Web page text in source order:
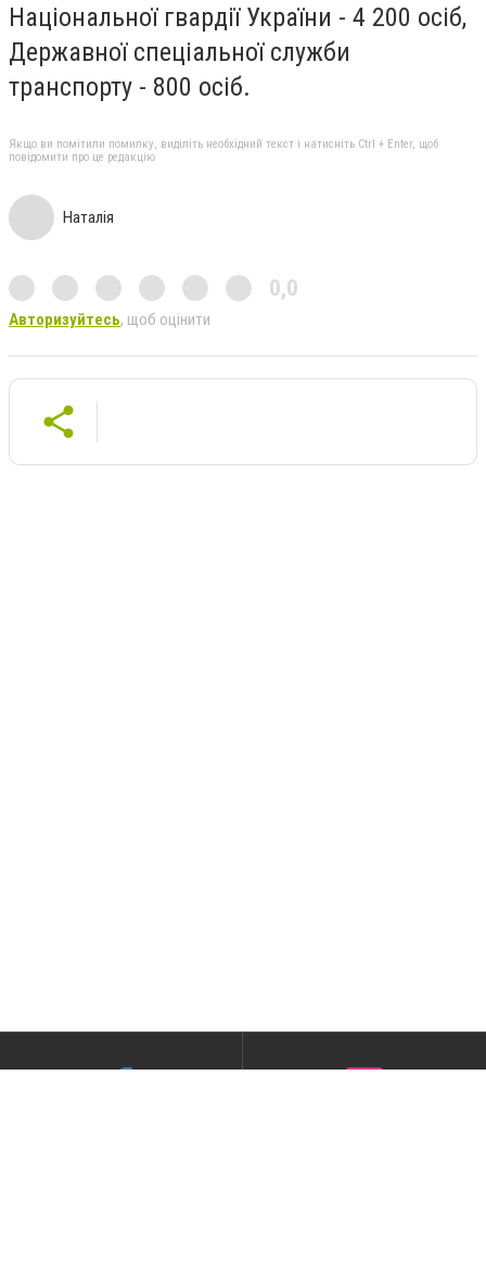
Національної гвардії України - 4 200 осіб,
Державної спеціальної служби
транспорту - 800 осіб.
Якщо ви помітили помилку, виділіть необхідний текст і натисніть Ctrl + Enter, щоб
повідомити про це редакцію
Наталія
0,0
Авторизуйтесь, щоб оцінити